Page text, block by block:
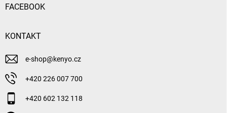
FACEBOOK
KONTAKT
e-shop@kenyo.cz
+420 226 007 700
+420 602 132 118